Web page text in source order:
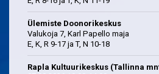
Ülemiste Doonorikeskus
Valukoja 7, Karl Papello maja
E, K, R 9-17 ja T, N 10-18
Rapla Kultuurikeskus (Tallinna